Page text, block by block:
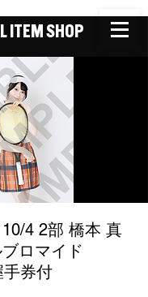
ITEM SHOP
10/4 2部 橋本 真
ロマイド
券付